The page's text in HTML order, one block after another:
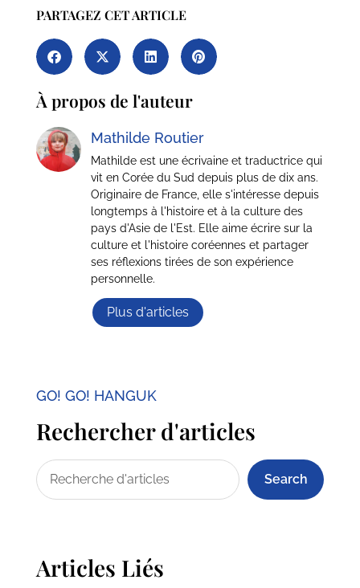
PARTAGEZ CET ARTICLE
À propos de l'auteur
Mathilde Routier
Mathilde est une écrivaine et traductrice qui
vit en Corée du Sud depuis plus de dix ans.
Originaire de France, elle s'intéresse depuis
longtemps à l'histoire et à la culture des
pays d'Asie de l'Est. Elle aime écrire sur la
culture et l'histoire coréennes et partager
ses réflexions tirées de son expérience
personnelle.
Plus d'articles
GO! GO! HANGUK
Rechercher d'articles
Search
Articles Liés